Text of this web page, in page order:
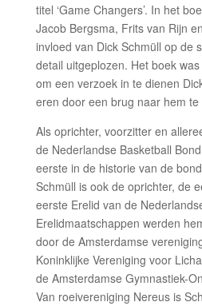
titel ‘Game Changers’. In het
Jacob Bergsma, Frits van Rijn
invloed van Dick Schmüll op de
detail uitgeplozen. Het boek
om een verzoek in te dienen
eren door een brug naar hem
Als oprichter, voorzitter en
de Nederlandse Basketball
eerste in de historie van de
Schmüll is ook de oprichter, de
eerste Erelid van de
Erelidmaatschappen werden
door de Amsterdamse
Koninklijke Vereniging voor
de Amsterdamse Gymnastiek-
Van roeivereniging Nereus is